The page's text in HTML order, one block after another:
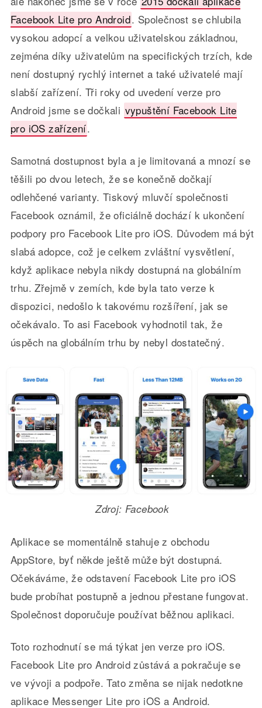
Facebook Lite pro Android. Společnost se chlubila
vysokou adopcí a velkou uživatelskou základnou,
zejména díky uživatelům na specifických trzích, kde
není dostupný rychlý internet a také uživatelé mají
slabší zařízení. Tři roky od uvedení verze pro
Android jsme se dočkali vypuštění Facebook Lite
pro iOS zařízení.
Samotná dostupnost byla a je limitovaná a mnozí se
těšili po dvou letech, že se konečně dočkají
odlehčené varianty. Tiskový mluvčí společnosti
Facebook oznámil, že oficiálně dochází k ukončení
podpory pro Facebook Lite pro iOS. Důvodem má být
slabá adopce, což je celkem zvláštní vysvětlení,
když aplikace nebyla nikdy dostupná na globálním
trhu. Zřejmě v zemích, kde byla tato verze k
dispozici, nedošlo k takovému rozšíření, jak se
očekávalo. To asi Facebook vyhodnotil tak, že
úspěch na globálním trhu by nebyl dostatečný.
Zdroj: Facebook
Aplikace se momentálně stahuje z obchodu
AppStore, byť někde ještě může být dostupná.
Očekáváme, že odstavení Facebook Lite pro iOS
bude probíhat postupně a jednou přestane fungovat.
Společnost doporučuje používat běžnou aplikaci.
Toto rozhodnutí se má týkat jen verze pro iOS.
Facebook Lite pro Android zůstává a pokračuje se
ve vývoji a podpoře. Tato změna se nijak nedotkne
aplikace Messenger Lite pro iOS a Android.